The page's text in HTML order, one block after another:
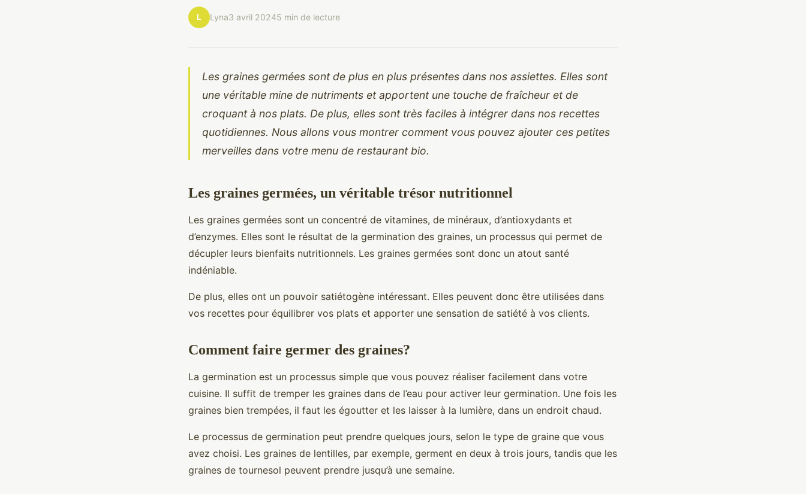
L Lyna3 avril 20245 min de lecture
Les graines germées sont de plus en plus présentes dans nos assiettes. Elles sont
une véritable mine de nutriments et apportent une touche de fraîcheur et de
croquant à nos plats. De plus, elles sont très faciles à intégrer dans nos recettes
quotidiennes. Nous allons vous montrer comment vous pouvez ajouter ces petites
merveilles dans votre menu de restaurant bio.
Les graines germées, un véritable trésor nutritionnel
Les graines germées sont un concentré de vitamines, de minéraux, d’antioxydants et
d’enzymes. Elles sont le résultat de la germination des graines, un processus qui permet de
décupler leurs bienfaits nutritionnels. Les graines germées sont donc un atout santé
indéniable.
De plus, elles ont un pouvoir satiétogène intéressant. Elles peuvent donc être utilisées dans
vos recettes pour équilibrer vos plats et apporter une sensation de satiété à vos clients.
Comment faire germer des graines?
La germination est un processus simple que vous pouvez réaliser facilement dans votre
cuisine. Il suffit de tremper les graines dans de l’eau pour activer leur germination. Une fois les
graines bien trempées, il faut les égoutter et les laisser à la lumière, dans un endroit chaud.
Le processus de germination peut prendre quelques jours, selon le type de graine que vous
avez choisi. Les graines de lentilles, par exemple, germent en deux à trois jours, tandis que les
graines de tournesol peuvent prendre jusqu’à une semaine.